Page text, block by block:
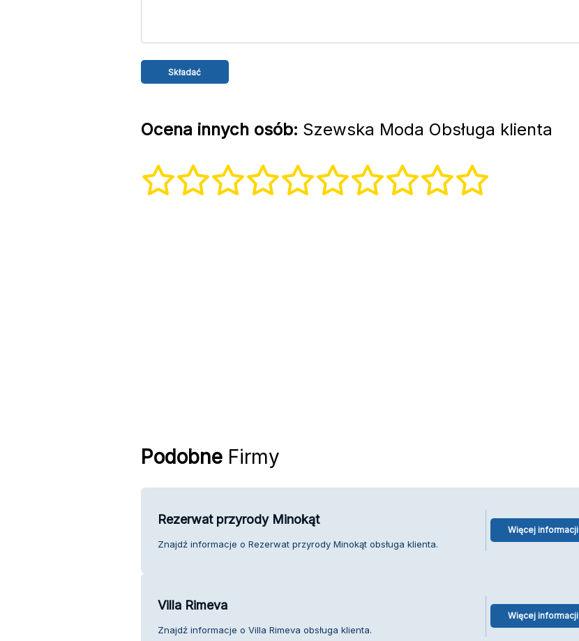
Ocena innych osób: Szewska Moda Obsługa klienta
PodobneFirmy
Rezerwat przyrody Minokąt
Znajdź informacje o Rezerwat przyrody Minokąt obsługa klienta.
Więcej informacji
Villa Rimeva
Znajdź informacje o Villa Rimeva obsługa klienta.
Więcej informacji